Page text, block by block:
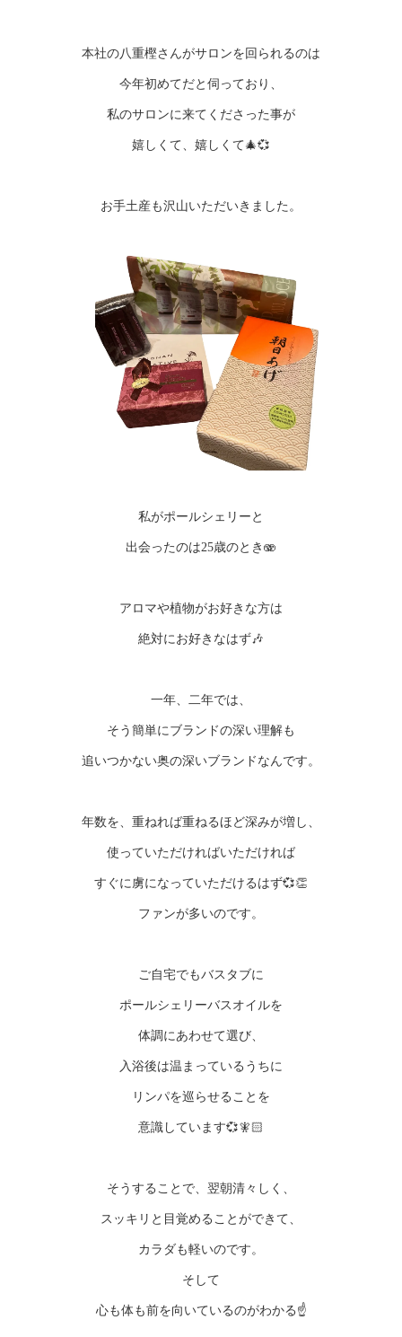
本社の八重樫さんがサロンを回られるのは
今年初めてだと伺っており、
私のサロンに来てくださった事が
嬉しくて、嬉しくて🎄💞
お手土産も沢山いただいきました。
私がポールシェリーと
出会ったのは25歳のとき🫨
アロマや植物がお好きな方は
絶対にお好きなはず🎶
一年、二年では、
そう簡単にブランドの深い理解も
追いつかない奥の深いブランドなんです。
年数を、重ねれば重ねるほど深みが増し、
使っていただければいただければ
すぐに虜になっていただけるはず💞👏
ファンが多いのです。
ご自宅でもバスタブに
ポールシェリーバスオイルを
体調にあわせて選び、
入浴後は温まっているうちに
リンパを巡らせることを
意識しています💞🧚🏻
そうすることで、翌朝清々しく、
スッキリと目覚めることができて、
カラダも軽いのです。
そして
心も体も前を向いているのがわかる☝️